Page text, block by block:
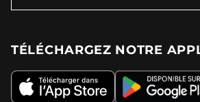
TÉLÉCHARGEZ NOTRE